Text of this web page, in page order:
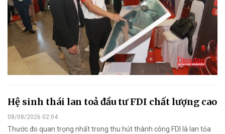
Hệ sinh thái lan toả đầu tư FDI chất lượng cao
08/08/2026 02:04
Thước đo quan trọng nhất trong thu hút thành công FDI là lan tỏa